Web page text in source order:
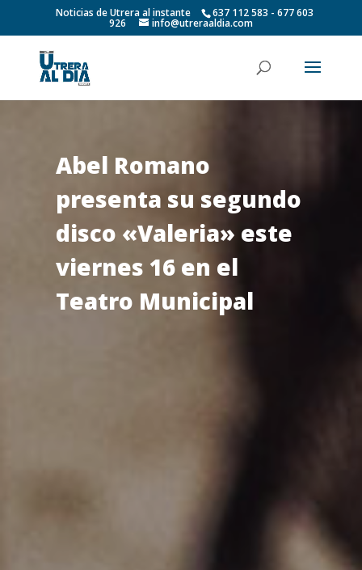
Noticias de Utrera al instante 637 112 583 - 677 603
926 info@utreraaldia.com
Abel Romano
presenta su segundo
disco «Valeria» este
viernes 16 en el
Teatro Municipal